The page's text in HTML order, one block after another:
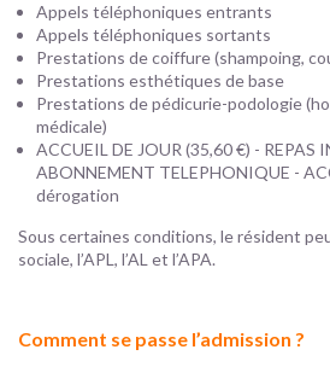
Appels téléphoniques entrants
Appels téléphoniques sortants
Prestations de coiffure (shampoing,
Prestations esthétiques de base
Prestations de pédicurie-podologie
médicale)
ACCUEIL DE JOUR (35,60 €) - REPAS
ABONNEMENT TELEPHONIQUE -
dérogation
Sous certaines conditions, le résident
sociale, l’APL, l’AL et l’APA.
Comment se passe l’admission ?